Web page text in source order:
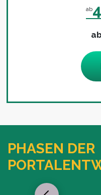
ab
PHASEN DER